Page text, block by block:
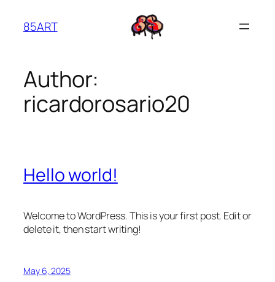
85ART
Author:
ricardorosario20
Hello world!
Welcome to WordPress. This is your first post. Edit or
delete it, then start writing!
May 6, 2025